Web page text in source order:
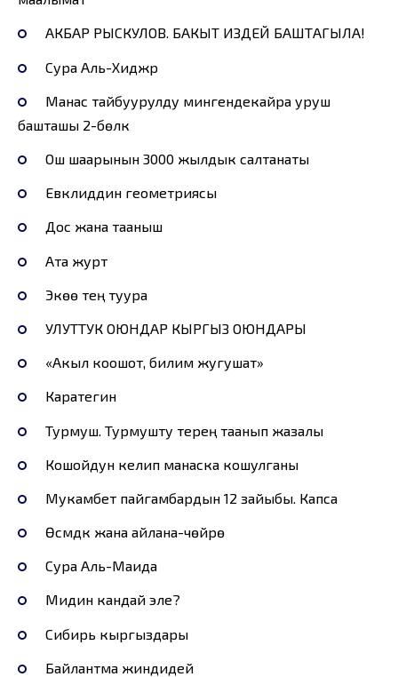
АКБАР РЫСКУЛОВ. БАКЫТ ИЗДЕЙ БАШТАГЫЛА!
Сура Аль-Хиджр
Манас тайбуурулду мингендекайра уруш
башташы 2-бөлүк
Ош шаарынын 3000 жылдык салтанаты
Евклиддин геометриясы
Дос жана тааныш
Ата журт
Экөө тең туура
УЛУТТУК ОЮНДАР КЫРГЫЗ ОЮНДАРЫ
«Акыл коошот, билим жугушат»
Каратегин
Турмуш. Турмушту терең таанып жазалы
Кошойдун келип манаска кошулганы
Мукамбет пайгамбардын 12 зайыбы. Капса
Өсүмдүк жана айлана-чөйрө
Сура Аль-Маида
Мидин кандай эле?
Сибирь кыргыздары
Байлантма жиндидей